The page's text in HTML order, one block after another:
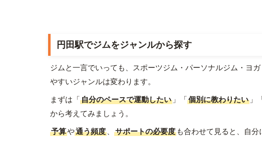
円田駅でジムをジャンルから探す
ジムと一言でいっても、スポーツジム・パーソナルジム・ヨ
やすいジャンルは変わります。
まずは「自分のペースで運動したい 」「個別に教わりたい 」
から考えてみましょう。
予算や通う頻度 、 サポートの必要度 も合わせて見ると、自分